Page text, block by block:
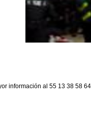
información al 55 13 38 58